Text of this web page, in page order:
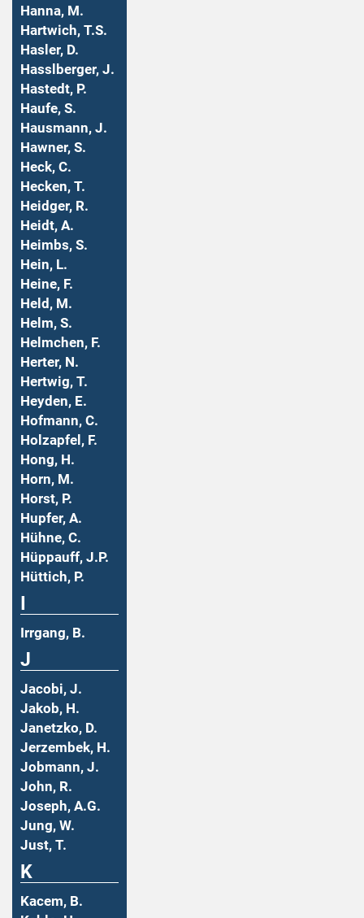
Hanna, M.
Hartwich, T.S.
Hasler, D.
Hasslberger, J.
Hastedt, P.
Haufe, S.
Hausmann, J.
Hawner, S.
Heck, C.
Hecken, T.
Heidger, R.
Heidt, A.
Heimbs, S.
Hein, L.
Heine, F.
Held, M.
Helm, S.
Helmchen, F.
Herter, N.
Hertwig, T.
Heyden, E.
Hofmann, C.
Holzapfel, F.
Hong, H.
Horn, M.
Horst, P.
Hupfer, A.
Hühne, C.
Hüppauff, J.P.
Hüttich, P.
Irrgang, B.
J
Jacobi, J.
Jakob, H.
Janetzko, D.
Jerzembek, H.
Jobmann, J.
John, R.
Joseph, A.G.
Jung, W.
Just, T.
K
Kacem, B.